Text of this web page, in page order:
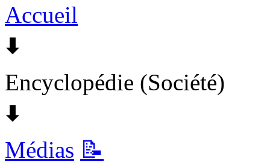
Accueil
🠯
Encyclopédie (Société)
🠯
Médias 📝